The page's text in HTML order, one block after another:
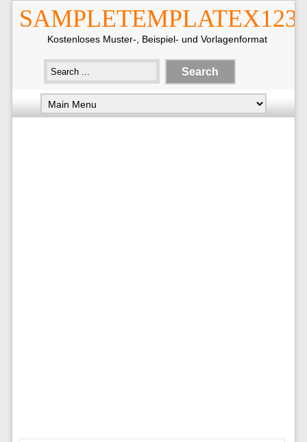
Kostenloses Muster-, Beispiel- und Vorlagenformat